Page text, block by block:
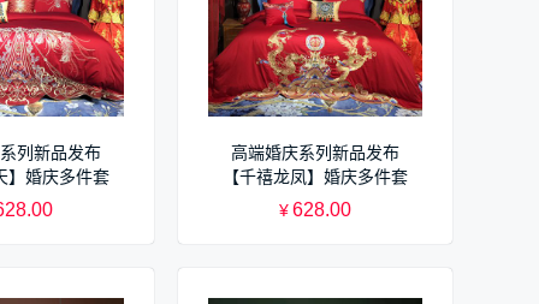
列新品发布
】婚庆多件套
高端婚庆系列新品发布
【千禧龙凤】婚庆多件套
¥628.00